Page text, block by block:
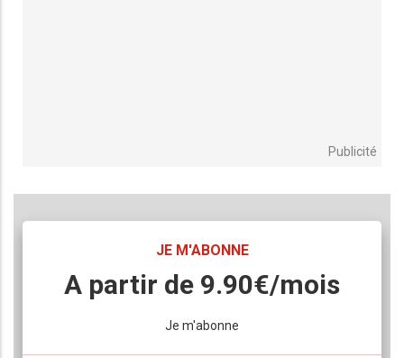
Publicité
JE M'ABONNE
Body
A partir de 9.90€/mois
Je m'abonne